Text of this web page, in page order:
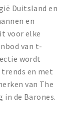
Duitsland en
en
voor elke
van t-
wordt
en met
van The
de Barones.